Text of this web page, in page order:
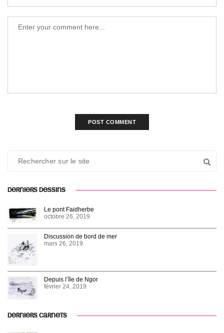
DERNIERS DESSINS
Le pont Faidherbe
octobre 26, 2019
Discussion de bord de mer
mars 26, 2019
Depuis l’île de Ngor
février 24, 2019
DERNIERS CARNETS